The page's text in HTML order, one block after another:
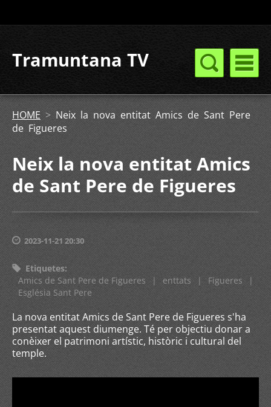
Tramuntana TV
HOME > Neix la nova entitat Amics de Sant Pere
de Figueres
Neix la nova entitat Amics
de Sant Pere de Figueres
2023-11-21 20:30
Etiquetes:
Amics de Sant Pere de Figueres
| enttats | Figueres
|
Església Sant Pere
La nova entitat Amics de Sant Pere de Figueres s'ha
presentat aquest diumenge. Té per objectiu donar a
conèixer el patrimoni artístic, històric i cultural del
temple.